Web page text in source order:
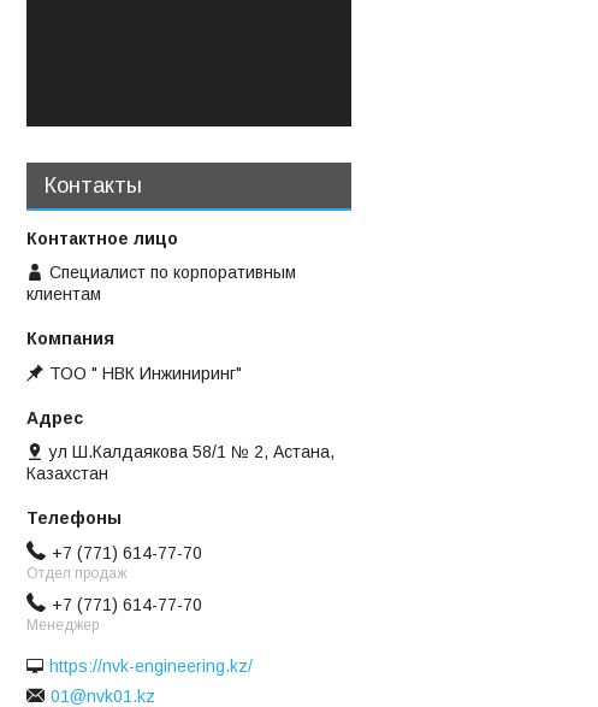
Контакты
Специалист по корпоративным
клиентам
ТОО " НВК Инжиниринг"
ул Ш.Калдаякова 58/1 № 2, Астана,
Казахстан
+7 (771) 614-77-70
Отдел продаж
+7 (771) 614-77-70
Менеджер
https://nvk-engineering.kz/
01@nvk01.kz